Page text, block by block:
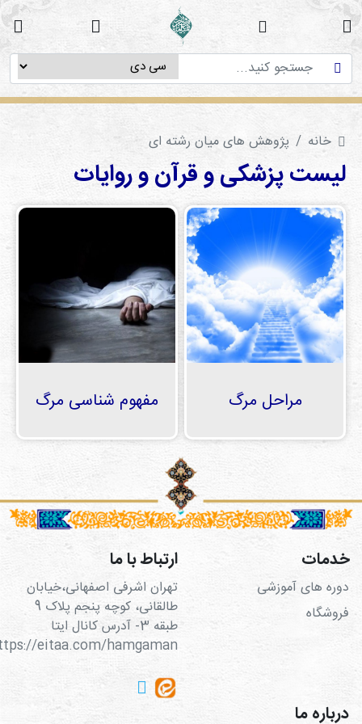
دوره
های
آموزشی
پژوهش
های
رشته
استاد
فاطمه
میرزایی
سی
دی
ها
ما
تماس
با ما
رسانه
خانه پژوهش های میان رشته ای
لیست پزشکی و قرآن و روایات
مراحل مرگ مفهوم شناسی مرگ
خدمات
دوره های آموزشی
فروشگاه
ارتباط با ما
تهران اشرفی اصفهانی،خیابان
طالقانی، کوچه پنجم پلاک 9
طبقه 3- آدرس کانال ایتا
https://eitaa.com/hamgaman
درباره ما